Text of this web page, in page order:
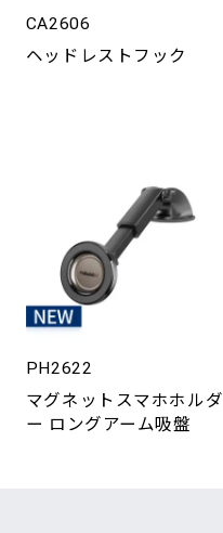
CA2606
ヘッドレストフック
PH2622
マグネットスマホホルダ
ー ロングアーム吸盤